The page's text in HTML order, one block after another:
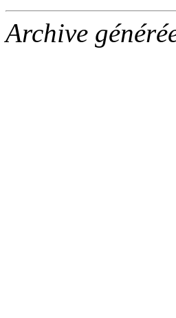
Archive